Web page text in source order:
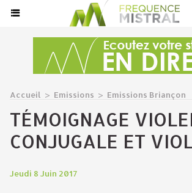
Accueil > Emissions > Emissions Briançon
TÉMOIGNAGE
CONJUGALE ET
Jeudi 8 Juin 2017